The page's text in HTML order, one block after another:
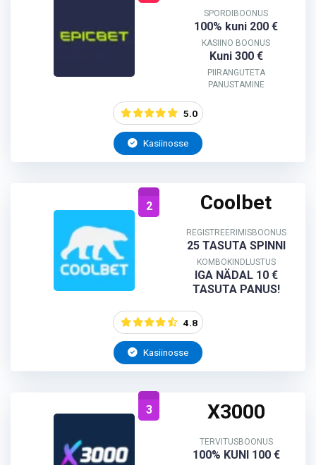
SPORDIBOONUS
100% kuni 200 €
KASIINO BOONUS
Kuni 300 €
PIIRANGUTETA
PANUSTAMINE
5.0
Kasiinosse
2 Coolbet
REGISTREERIMISBOONUS
25 TASUTA SPINNI
KOMBOKINDLUSTUS
IGA NÄDAL 10 €
TASUTA PANUS!
4.8
Kasiinosse
3 X3000
TERVITUSBOONUS
100% KUNI 100 €